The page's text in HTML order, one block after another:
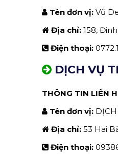
Tên đơn vị: Vũ
Địa chỉ: 158,
Điện thoại:
DỊCH VỤ
THÔNG TIN LIÊN
Tên đơn vị: DỊCH
Địa chỉ: 53 Hai
Điện thoại: